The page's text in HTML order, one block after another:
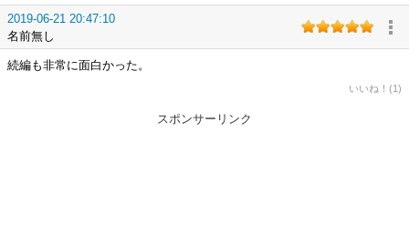
2019-06-21 20:47:10
名前無し
続編も非常に面白かった。
いいね！(1)
スポンサーリンク